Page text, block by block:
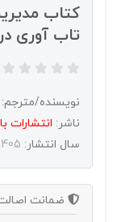
کتاب
تاب آوری
نویسنده/مترجم:
ناشر: انتشارات
سال انتشار:
ضمانت